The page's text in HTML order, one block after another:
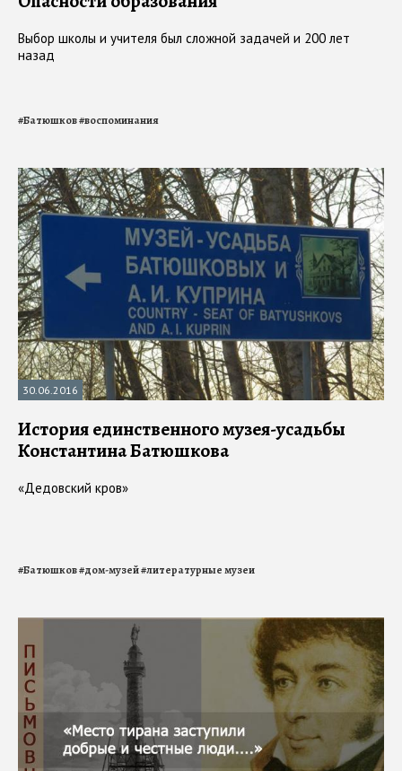
Выбор школы и учителя был сложной задачей и 200 лет
назад
#Батюшков#воспоминания
30.06.2016
История единственного музея-усадьбы
Константина Батюшкова
«Дедовский кров»
#Батюшков#дом-музей#литературные музеи